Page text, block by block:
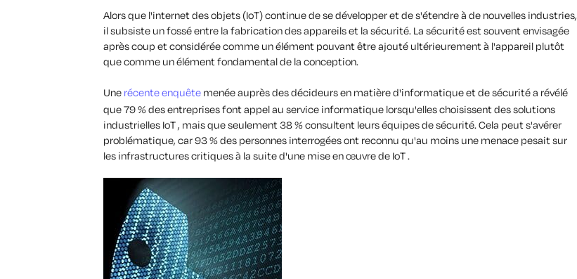
Alors que l'internet des objets (IoT) continue de se développer et de s'étendre à de nouvelles industries,
il subsiste un fossé entre la fabrication des appareils et la sécurité. La sécurité est souvent envisagée
après coup et considérée comme un élément pouvant être ajouté ultérieurement à l'appareil plutôt
que comme un élément fondamental de la conception.
Une récente enquête menée auprès des décideurs en matière d'informatique et de sécurité a révélé
que 79 % des entreprises font appel au service informatique lorsqu'elles choisissent des solutions
industrielles IoT , mais que seulement 38 % consultent leurs équipes de sécurité. Cela peut s'avérer
problématique, car 93 % des personnes interrogées ont reconnu qu'au moins une menace pesait sur
les infrastructures critiques à la suite d'une mise en œuvre de IoT .